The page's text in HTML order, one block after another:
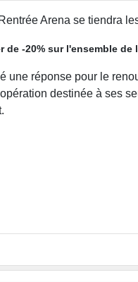
Arena se tiendra
-20% sur l'ensemble de
une réponse pour le
destinée à ses